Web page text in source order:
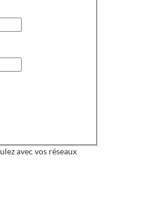
avec vos réseaux